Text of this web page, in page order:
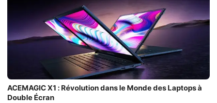
ACEMAGIC X1 : Révolution dans le Monde des Laptops à
Double Écran